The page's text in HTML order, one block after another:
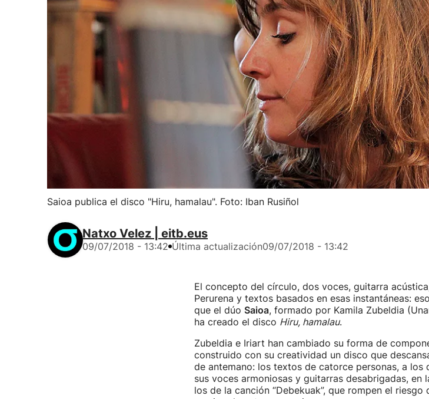
Saioa publica el disco "Hiru, hamalau". Foto: Iban Rusiñol
Natxo Velez | eitb.eus
09/07/2018 - 13:42 Última actualización09/07/2018 - 13:42
El concepto del círculo, dos voces, guitarra
Perurena y textos basados en esas instantáneas:
que el dúo Saioa, formado por Kamila Zubeldia
ha creado el disco Hiru, hamalau.
Zubeldia e Iriart han cambiado su forma de
construido con su creatividad un disco que
de antemano: los textos de catorce personas, a los
sus voces armoniosas y guitarras desabrigadas, en
los de la canción “Debekuak”, que rompen el